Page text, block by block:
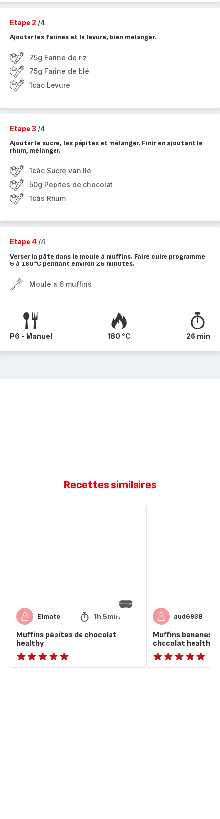
Etape 2 /4
Ajouter les farines et la levure, bien melanger.
75g Farine de riz
75g Farine de blé
1càc Levure
Etape 3 /4
Ajouter le sucre, les pépites et mélanger. Finir en ajoutant le
rhum, mélanger.
1càc Sucre vanillé
50g Pepites de chocolat
1càs Rhum
Etape 4 /4
Verser la pâte dans le moule à muffins. Faire cuire programme
6 à 180°C pendant environ 26 minutes.
Moule à 6 muffins
P6 - Manuel 180 °C 26 min
Recettes similaires
Elmato 1h 5min
Muffins pépites de chocolat
healthy
ratings.NaN
aud6938
Muffins bananes
chocolat healthy
ratings.NaN